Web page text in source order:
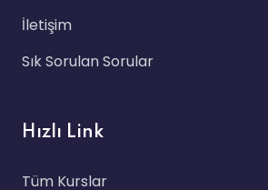
İletişim
Sık Sorulan Sorular
Hızlı Link
Tüm Kurslar